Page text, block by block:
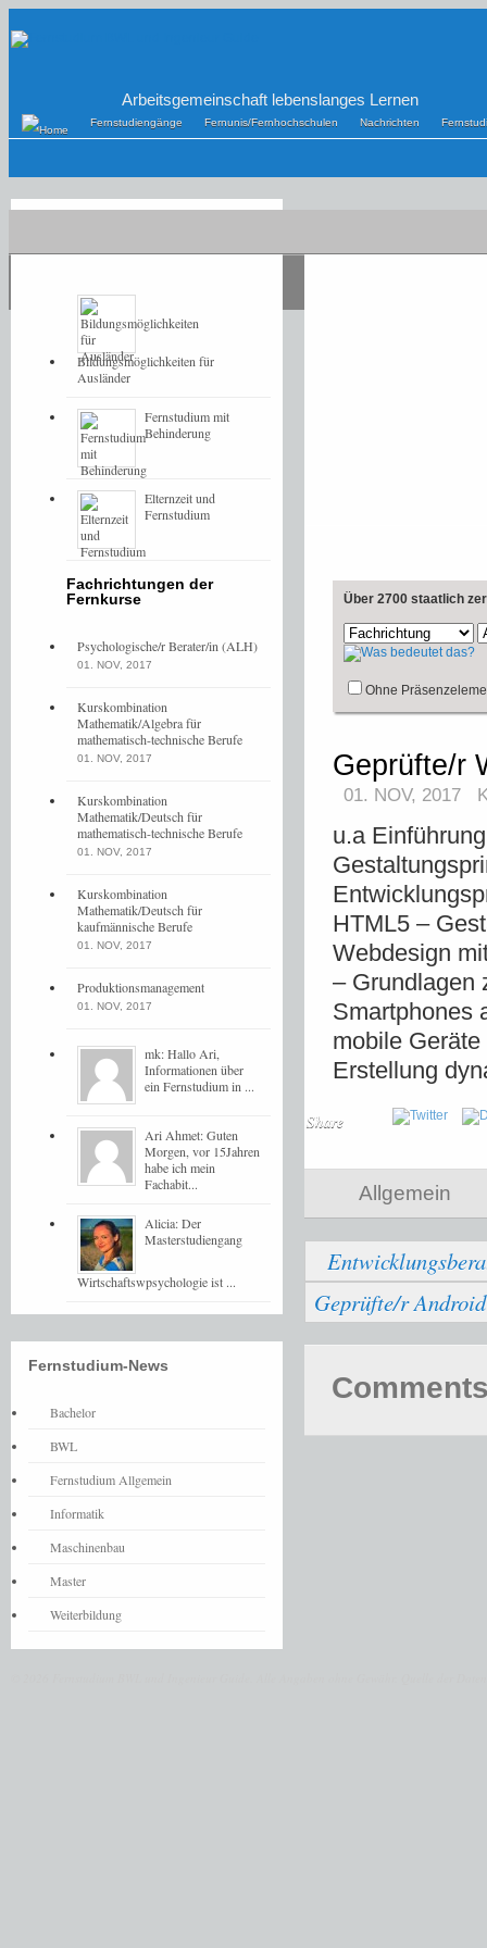
Arbeitsgemeinschaft lebenslanges Lernen
Fernstudiengänge Fernunis/Fernhochschulen Nachrichten
Über 2700 staatlich
Ohne
Geprüfte/r
01. NOV, 2017
u.a
HTML5 –
Webdesign
– Grundlagen
Smartphones
mobile
Erstellung
Share
Allgemein
Geprüfte/r
Bildungsmöglichkeiten für
Ausländer
Fernstudium mit
Behinderung
Elternzeit und
Fernstudium
Fachrichtungen der
Fernkurse
Psychologische/r Berater/in (ALH)
01. NOV, 2017
Kurskombination
Mathematik/Algebra für
mathematisch-technische Berufe
01. NOV, 2017
Kurskombination
Mathematik/Deutsch für
mathematisch-technische Berufe
01. NOV, 2017
Kurskombination
Mathematik/Deutsch für
kaufmännische Berufe
01. NOV, 2017
Produktionsmanagement
01. NOV, 2017
mk: Hallo Ari,
Informationen über
ein Fernstudium in ...
Ari Ahmet: Guten
Morgen, vor 15Jahren
habe ich mein
Fachabit...
Alicia: Der
Masterstudiengang
Wirtschaftswpsychologie ist ...
Fernstudium-News
Bachelor
BWL
Fernstudium Allgemein
Informatik
Maschinenbau
Master
Weiterbildung